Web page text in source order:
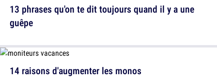
13 phrases qu'on te dit toujours quand il y a une
guêpe
14 raisons d'augmenter les monos